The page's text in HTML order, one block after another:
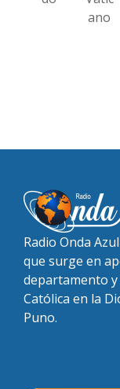
ano
Radio Onda
que surge en
departamento
Católica en la
Puno.